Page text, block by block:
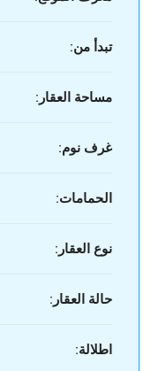
تبدأ من:
مساحة العقار:
غرف نوم:
الحمامات:
نوع العقار:
حالة العقار:
اطلالة: